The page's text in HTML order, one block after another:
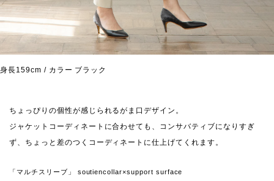
身長159cm / カラー ブラック
ちょっぴりの個性が感じられるがま口デザイン。
ジャケットコーディネートに合わせても、コンサバティブになりすぎ
ず、ちょっと差のつくコーディネートに仕上げてくれます。
「マルチスリーブ」 soutiencollar×support surface